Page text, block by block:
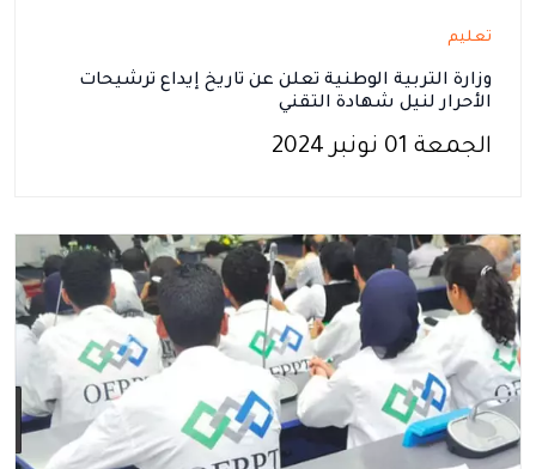
تعليم
وزارة التربية الوطنية تعلن عن تاريخ إيداع ترشيحات
الأحرار لنيل شهادة التقني
الجمعة 01 نونبر 2024